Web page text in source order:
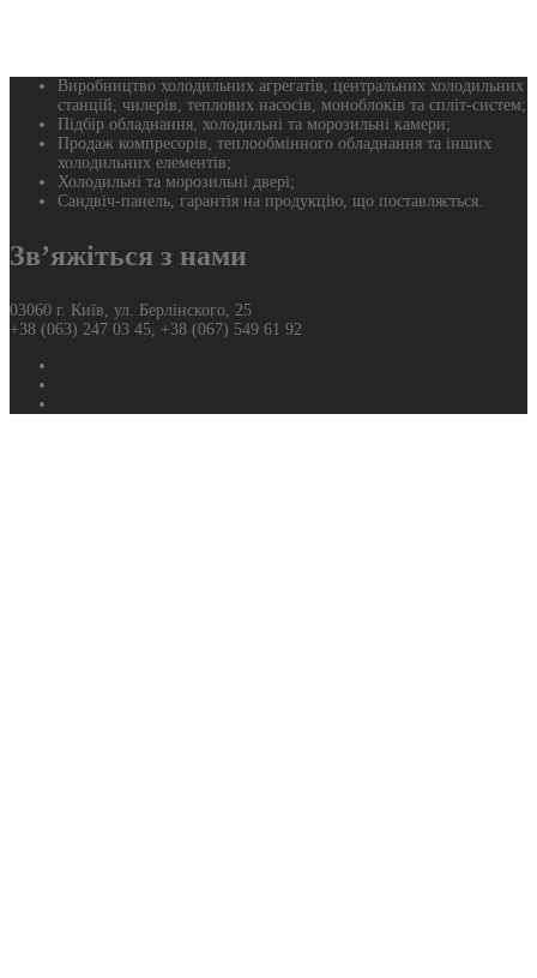
Виробництво холодильних агрегатів, центральних холодильних
станцій, чилерів, теплових насосів, моноблоків та спліт-систем;
Підбір обладнання, холодильні та морозильні камери;
Продаж компресорів, теплообмінного обладнання та інших
холодильних елементів;
Холодильні та морозильні двері;
Сандвіч-панель, гарантія на продукцію, що поставляється.
Зв’яжіться з нами
03060 г. Київ, ул. Берлінского, 25
+38 (063) 247 03 45, +38 (067) 549 61 92